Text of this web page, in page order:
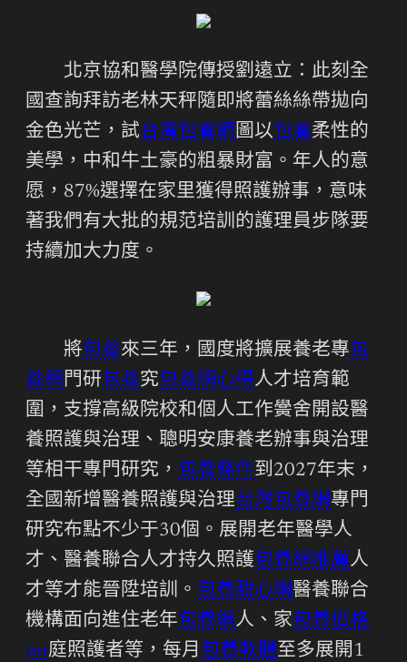
北京協和醫學院傳授劉遠立：此刻全
國查詢拜訪老林天秤隨即將蕾絲絲帶拋向
金色光芒，試台灣包養網圖以包養柔性的
美學，中和牛土豪的粗暴財富。年人的意
愿，87%選擇在家里獲得照護辦事，意味
著我們有大批的規范培訓的護理員步隊要
持續加大力度。
將包養來三年，國度將擴展養老專包
養網門研包養究包養網心得人才培育範
圍，支撐高級院校和個人工作黌舍開設醫
養照護與治理、聰明安康養老辦事與治理
等相干專門研究， 包養條件到2027年末，
全國新增醫養照護與治理台灣包養網專門
研究布點不少于30個。展開老年醫學人
才、醫養聯合人才持久照護包養網推薦人
才等才能晉陞培訓。 包養甜心網醫養聯合
機構面向進住老年包養網人、家包養價格
ptt庭照護者等，每月 包養軟體至多展開1